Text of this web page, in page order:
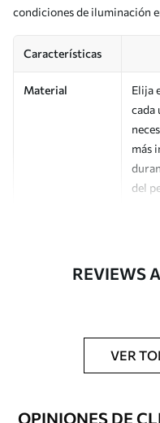
condiciones de iluminación
Características
Material
Elija
cada
más
del
rollos
Opciones
REVIEWS
VER
OPINIONES DE